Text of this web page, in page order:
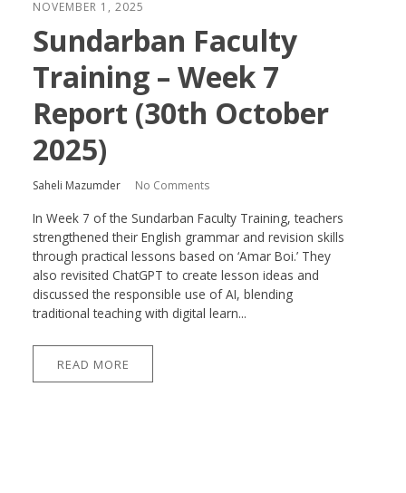
NOVEMBER 1, 2025
Sundarban Faculty
Training – Week 7
Report (30th October
2025)
Saheli Mazumder No Comments
In Week 7 of the Sundarban Faculty Training, teachers
strengthened their English grammar and revision skills
through practical lessons based on ‘Amar Boi.’ They
also revisited ChatGPT to create lesson ideas and
discussed the responsible use of AI, blending
traditional teaching with digital learn...
READ MORE